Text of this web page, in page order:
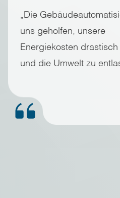
„Die
uns geholfen, unsere
Energiekosten
und die Umwelt zu